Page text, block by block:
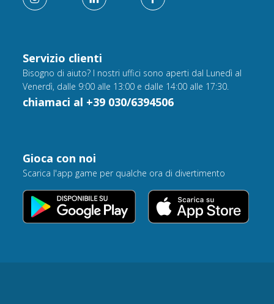
Servizio clienti
Bisogno di aiuto? I nostri uffici sono aperti dal Lunedì al
Venerdì, dalle 9:00 alle 13:00 e dalle 14:00 alle 17:30.
chiamaci al +39 030/6394506
Gioca con noi
Scarica l'app game per qualche ora di divertimento